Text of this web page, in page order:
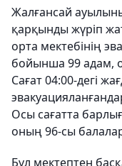
Жалғансай
қарқынды жүріп
орта мектебінің
бойынша 99 адам,
Сағат 04:00-дегі
Осы сағатта
оның 96-сы
Бұл мектептен